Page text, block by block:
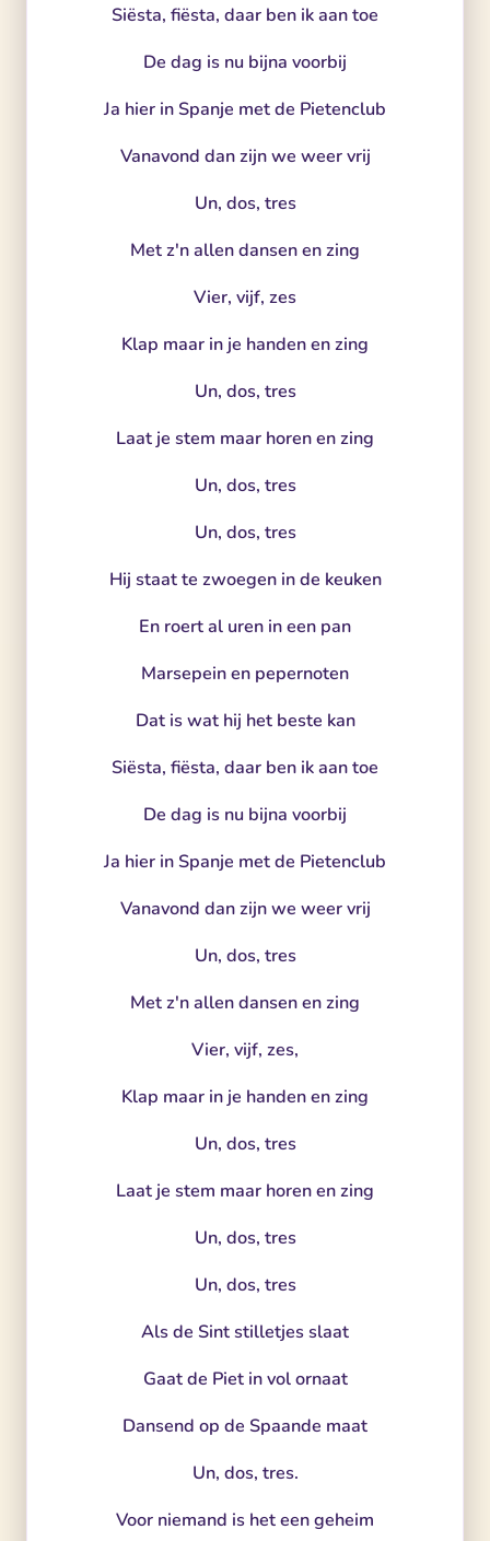
Siësta, fiësta, daar ben ik aan toe
De dag is nu bijna voorbij
Ja hier in Spanje met de Pietenclub
Vanavond dan zijn we weer vrij
Un, dos, tres
Met z'n allen dansen en zing
Vier, vijf, zes
Klap maar in je handen en zing
Un, dos, tres
Laat je stem maar horen en zing
Un, dos, tres
Un, dos, tres
Hij staat te zwoegen in de keuken
En roert al uren in een pan
Marsepein en pepernoten
Dat is wat hij het beste kan
Siësta, fiësta, daar ben ik aan toe
De dag is nu bijna voorbij
Ja hier in Spanje met de Pietenclub
Vanavond dan zijn we weer vrij
Un, dos, tres
Met z'n allen dansen en zing
Vier, vijf, zes,
Klap maar in je handen en zing
Un, dos, tres
Laat je stem maar horen en zing
Un, dos, tres
Un, dos, tres
Als de Sint stilletjes slaat
Gaat de Piet in vol ornaat
Dansend op de Spaande maat
Un, dos, tres.
Voor niemand is het een geheim